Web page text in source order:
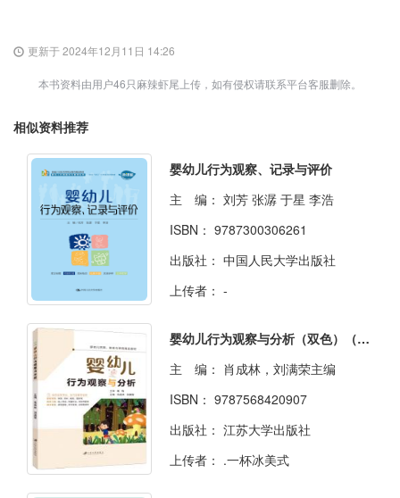
更新于 2024年12月11日 14:26
本书资料由用户46只麻辣虾尾上传，如有侵权请联系平台客服删除。
相似资料推荐
婴幼儿行为观察、记录与评价
主 编： 刘芳 张潺 于星 李浩
ISBN： 9787300306261
出版社： 中国人民大学出版社
上传者： -
婴幼儿行为观察与分析（双色）（含微课）
主 编： 肖成林，刘满荣主编
ISBN： 9787568420907
出版社： 江苏大学出版社
上传者： .一杯冰美式